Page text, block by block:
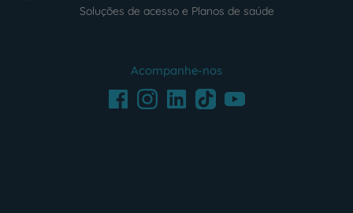
Soluções de acesso e Planos de saúde
Acompanhe-nos
FacebookInstagramLinkedInTikTokYoutube